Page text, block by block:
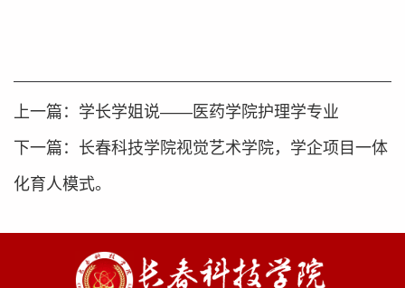
上一篇： 学长学姐说——医药学院护理学专业
下一篇： 长春科技学院视觉艺术学院，学企项目一体
化育人模式。